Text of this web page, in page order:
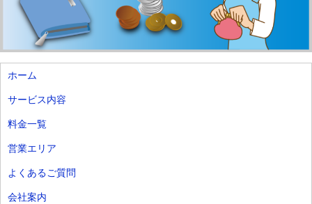
ホーム
サービス内容
料金一覧
営業エリア
よくあるご質問
会社案内